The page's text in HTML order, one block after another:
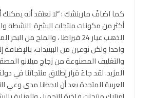
كما اضافَ مارينشك : “لا نعتقد أنه
أكثر من مكونات منتجات البشرة النشطة
الذهب عيار 24 قيراطا ، والملح من
واحدا ولكن نوعين من الببتيدات، بالإضافة
والتغليف المصنوعة من زجاج ميلانو
المزيد. لقد جاءَ قرار إطلاق منتجاتنا في
العربية المتحدة بعد أن لاحظنا مدى وعي